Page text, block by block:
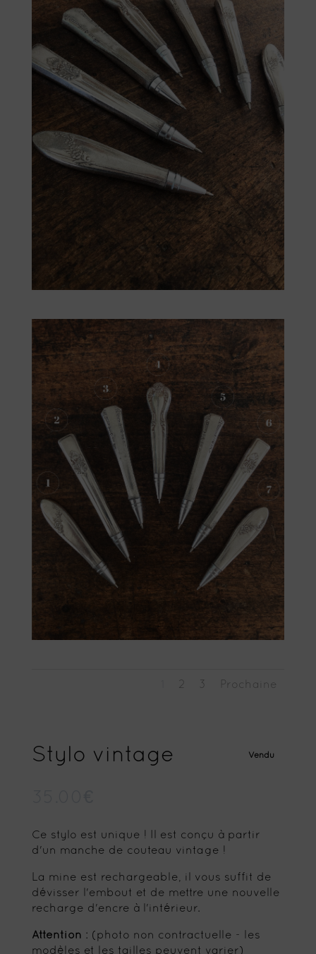
2 3 Prochaine
Stylo vintage Vendu
Ce stylo est unique ! Il est conçu à partir
d'un manche de couteau vintage !
La mine est rechargeable, il vous suffit de
dévisser l'embout et de mettre une nouvelle
recharge d'encre à l'intérieur.
Attention : (photo non contractuelle - les
modèles et les tailles peuvent varier)